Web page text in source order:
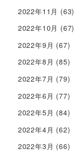
2022年11月 (63)
2022年10月 (67)
2022年9月 (67)
2022年8月 (85)
2022年7月 (79)
2022年6月 (77)
2022年5月 (84)
2022年4月 (62)
2022年3月 (66)